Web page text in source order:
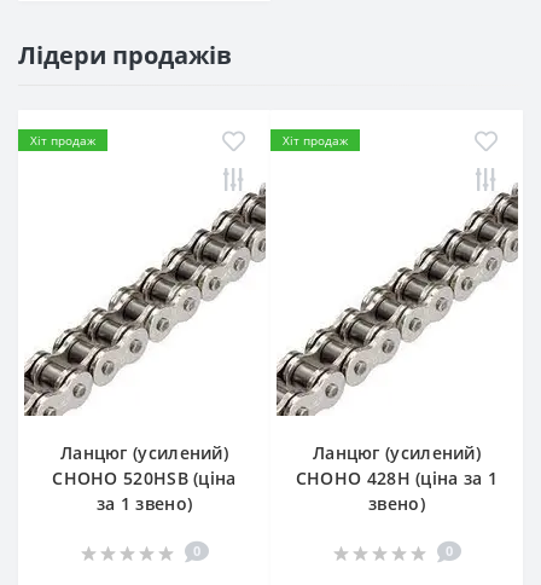
Лідери продажів
Хіт продаж
Ланцюг (усилений)
СHOHO 520HSB (ціна
за 1 звено)
0
Хіт продаж
Ланцюг (усилений)
СHOHO 428H (ціна за 1
звено)
0